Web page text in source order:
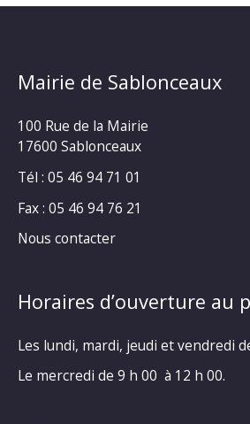
Mairie de Sablonceaux
100 Rue de la Mairie
17600 Sablonceaux
Tél : 05 46 94 71 01
Fax : 05 46 94 76 21
Nous contacter
Horaires d’ouverture au
Les lundi, mardi, jeudi et vendredi
Le mercredi de 9 h 00 à 12 h 00.